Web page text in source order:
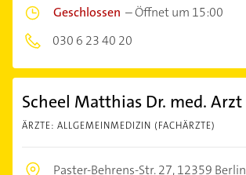
Geschlossen –Öffnet um 15:00
030 6 23 40 20
Scheel Matthias Dr. med. Arzt
ÄRZTE: ALLGEMEINMEDIZIN (FACHÄRZTE)
Paster-Behrens-Str. 27,12359 Berlin